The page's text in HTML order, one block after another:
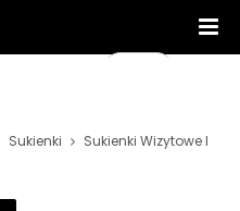
Sukienki
Sukienki Wizytowe I